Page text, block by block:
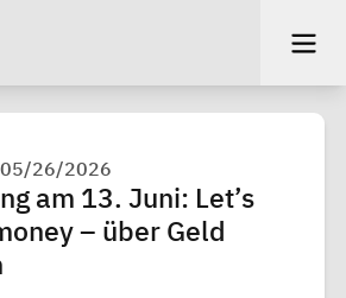
05/26/2026
am 13. Juni: Let’s
– über Geld